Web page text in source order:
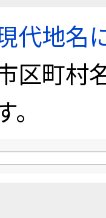
代地名
区町村